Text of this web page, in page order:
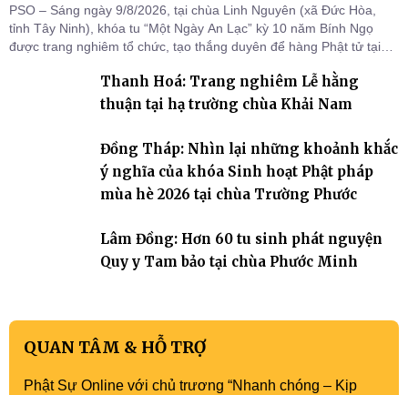
PSO – Sáng ngày 9/8/2026, tại chùa Linh Nguyên (xã Đức Hòa,
tỉnh Tây Ninh), khóa tu “Một Ngày An Lạc” kỳ 10 năm Bính Ngọ
được trang nghiêm tổ chức, tạo thắng duyên để hàng Phật tử tại
Thanh Hoá: Trang nghiêm Lễ hằng
thuận tại hạ trường chùa Khải Nam
Đồng Tháp: Nhìn lại những khoảnh khắc
ý nghĩa của khóa Sinh hoạt Phật pháp
mùa hè 2026 tại chùa Trường Phước
Lâm Đồng: Hơn 60 tu sinh phát nguyện
Quy y Tam bảo tại chùa Phước Minh
QUAN TÂM & HỖ TRỢ
Phật Sự Online với chủ trương “Nhanh chóng – Kịp